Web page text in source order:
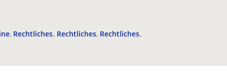
Rechtliches Rechtliches Rechtliches